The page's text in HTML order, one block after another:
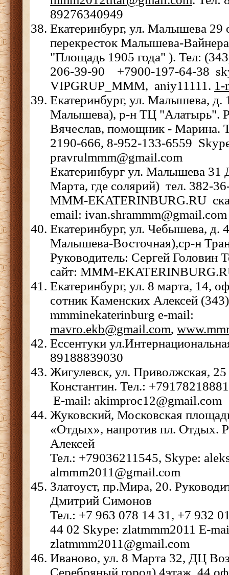
89276340949
Екатеринбург, ул. Малышева 29
перекресток Малышева-
"Площадь 1905 года" ). Тел:
206-39-90 +7900-197-64-38
VIPGRUP_MMM, aniy11111. 1-
Екатеринбург, ул. Малышева,
Малышева), р-н ТЦ "Алатырь".
Вячеслав, помощник - Марина.
2190-666, 8-952-133-6559
pravrulmmm@gmail.com
Екатеринбург ул. Малышева 31
Марта, где солярий) тел. 382-
MMM-EKATERINBURG.RU
email: ivan.shrammm@gmail.com
Екатеринбург, ул. Чебышева, д.
Малышева-Восточная),ср-н
Руководитель: Сергей Головин
сайт: MMM-
Екатеринбург, ул. 8 марта, 14,
сотник Каменских Алексей
mmminekaterinburg e-mail:
mavro.ekb@gmail.com,
Ессентуки
89188839030
Жигулевск, ул. Приволжская, 25
Константин. Тел.:
E-mail: akimproc12@gmail.com
Жуковский, Московская
«Отдых», напротив пл. Отдых.
Алексей
Тел.: +79036211545, Skype:
almmm2011@gmail.com
Златоуст, пр.Мира, 20.
Дмитрий Симонов
Тел.: +7 963 078 14 31, +7 932
44 02 Skype: zlatmmm2011 E-
zlatmmm2011@gmail.com
Иваново, ул. 8 Марта 32, ДЦ
Серебряный город) 4этаж, 44